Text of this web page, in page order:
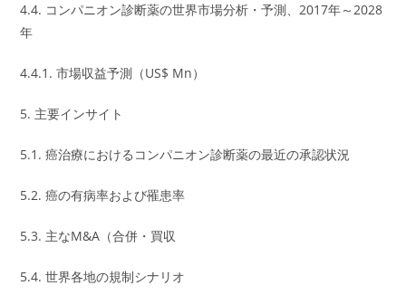
4.4. コンパニオン診断薬の世界市場分析・予測、2017年～2028
年
4.4.1. 市場収益予測（US$ Mn）
5. 主要インサイト
5.1. 癌治療におけるコンパニオン診断薬の最近の承認状況
5.2. 癌の有病率および罹患率
5.3. 主なM&A（合併・買収
5.4. 世界各地の規制シナリオ